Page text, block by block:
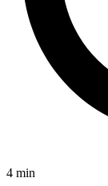
4 min